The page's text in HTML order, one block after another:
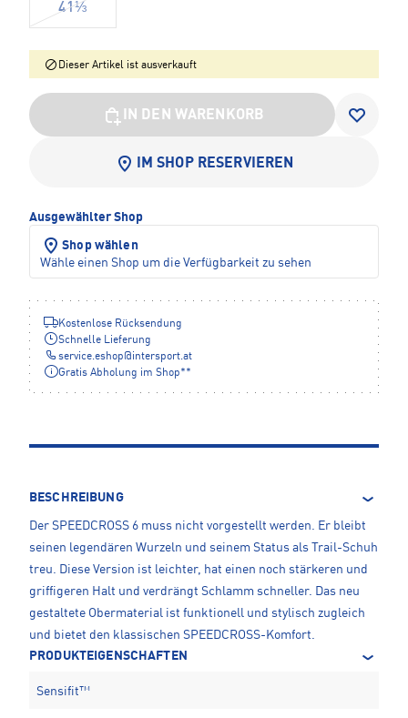
41⅓
Dieser Artikel ist ausverkauft
IN DEN WARENKORB
IM SHOP RESERVIEREN
Ausgewählter Shop
Shop wählen
Wähle einen Shop um die Verfügbarkeit zu sehen
Kostenlose Rücksendung
Schnelle Lieferung
service.eshop@intersport.at
Gratis Abholung im Shop**
BESCHREIBUNG
Der SPEEDCROSS 6 muss nicht vorgestellt werden. Er bleibt
seinen legendären Wurzeln und seinem Status als Trail-Schuh
treu. Diese Version ist leichter, hat einen noch stärkeren und
griffigeren Halt und verdrängt Schlamm schneller. Das neu
gestaltete Obermaterial ist funktionell und stylisch zugleich
und bietet den klassischen SPEEDCROSS-Komfort.
PRODUKTEIGENSCHAFTEN
Sensifit™